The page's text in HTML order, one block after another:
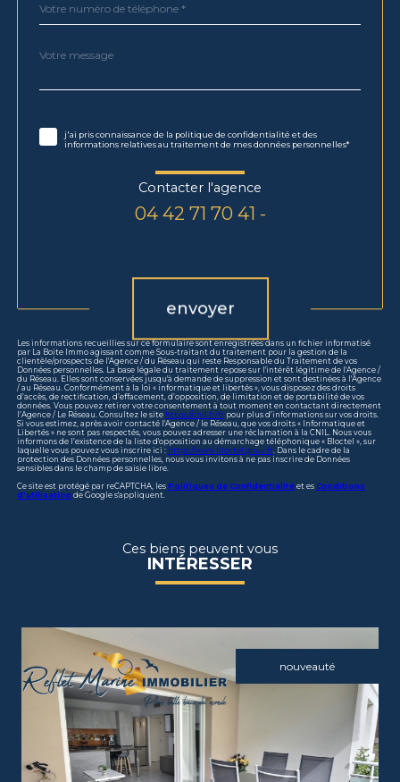
*
Fieldset
Message
*
j'ai pris connaissance de la politique de confidentialité et des
informations relatives au traitement de mes données personnelles*
Contacter l'agence
04 42 71 70 41 -
envoyer
Les informations recueillies sur ce formulaire sont enregistrées dans un fichier informatisé
par La Boite Immo agissant comme Sous-traitant du traitement pour la gestion de la
clientèle/prospects de l'Agence / du Réseau qui reste Responsable du Traitement de vos
Données personnelles. La base légale du traitement repose sur l'intérêt légitime de l'Agence /
du Réseau. Elles sont conservées jusqu'à demande de suppression et sont destinées à l'Agence
/ au Réseau. Conformément à la loi « informatique et libertés », vous disposez des droits
d’accès, de rectification, d’effacement, d’opposition, de limitation et de portabilité de vos
données. Vous pouvez retirer votre consentement à tout moment en contactant directement
l’Agence / Le Réseau. Consultez le site https://cnil.fr/fr pour plus d’informations sur vos droits.
Si vous estimez, après avoir contacté l'Agence / le Réseau, que vos droits « Informatique et
Libertés » ne sont pas respectés, vous pouvez adresser une réclamation à la CNIL. Nous vous
informons de l’existence de la liste d'opposition au démarchage téléphonique « Bloctel », sur
laquelle vous pouvez vous inscrire ici : https://www.bloctel.gouv.fr. Dans le cadre de la
protection des Données personnelles, nous vous invitons à ne pas inscrire de Données
sensibles dans le champ de saisie libre.
Ce site est protégé par reCAPTCHA, les Politiques de Confidentialité et es Conditions
d'utilisation de Google s'appliquent.
Ces biens peuvent vous
INTÉRESSER
nouveauté
voir le bien